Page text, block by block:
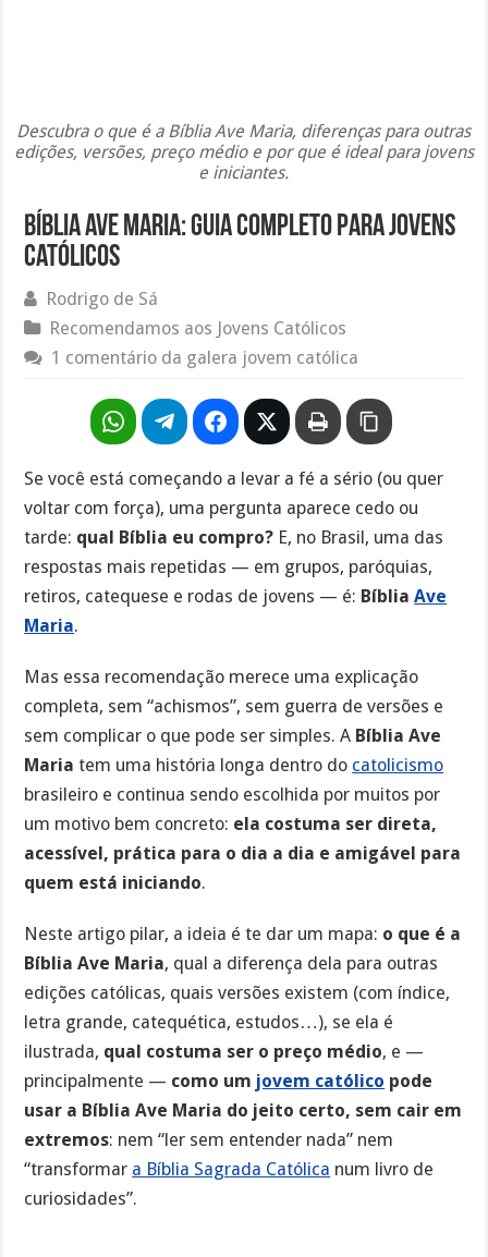
Descubra o que é a Bíblia Ave Maria, diferenças para outras
edições, versões, preço médio e por que é ideal para jovens
e iniciantes.
Bíblia Ave Maria: guia completo para jovens
católicos
Rodrigo de Sá
Recomendamos aos Jovens Católicos
1 comentário da galera jovem católica
Se você está começando a levar a fé a sério (ou quer
voltar com força), uma pergunta aparece cedo ou
tarde: qual Bíblia eu compro? E, no Brasil, uma das
respostas mais repetidas — em grupos, paróquias,
retiros, catequese e rodas de jovens — é: BíbliaAve
Maria.
Mas essa recomendação merece uma explicação
completa, sem “achismos”, sem guerra de versões e
sem complicar o que pode ser simples. A Bíblia Ave
Maria tem uma história longa dentro do catolicismo
brasileiro e continua sendo escolhida por muitos por
um motivo bem concreto: ela costuma ser direta,
acessível, prática para o dia a dia e amigável para
quem está iniciando.
Neste artigo pilar, a ideia é te dar um mapa: o que é a
Bíblia Ave Maria, qual a diferença dela para outras
edições católicas, quais versões existem (com índice,
letra grande, catequética, estudos…), se ela é
ilustrada, qual costuma ser o preço médio, e —
principalmente — como um jovem católico pode
usar a Bíblia Ave Maria do jeito certo, sem cair em
extremos: nem “ler sem entender nada” nem
“transformar a Bíblia Sagrada Católica num livro de
curiosidades”.